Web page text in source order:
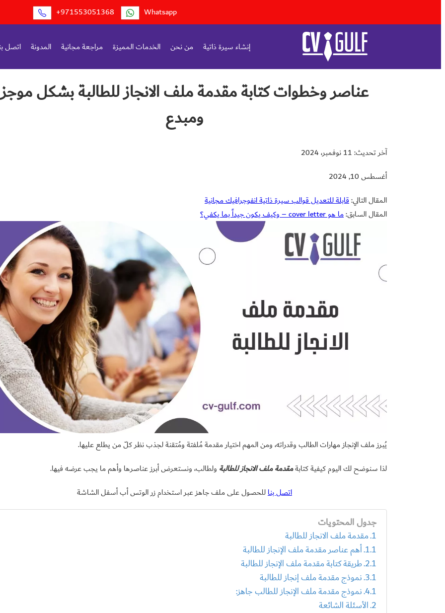
+971553051368 Whatsapp
إنشاء سيرة ذاتية من نحن الخدمات المميزة مراجعة مجانية المدونة اتصل
عناصر وخطوات كتابة مقدمة ملف الانجاز للطالبة بشكل موجز
ومبدع
آخر تحديث: 11 نوفمبر، 2024
أغسطس 10, 2024
المقال التالي:قابلة للتعديل قوالب سيرة ذاتية انفوجرافيك مجانية
المقال السابق:ما هو cover letter – وكيف يكون جيداً بما يكفي؟
يُبرز ملف الإنجاز مهارات الطالب وقدراته، ومن المهم اختيار مقدمة مُلفتة ومُتقنة لجذب نظر كلّ من يطلع عليها.
لذا سنوضح لك اليوم كيفية كتابةمقدمة ملف الانجاز للطالبة ولطالب، ونستعرض أبرز عناصرها وأهم ما يجب عرضه فيها.
اتصل بناللحصول على ملف جاهز عبر استخدام زر الوتس أب أسفل الشاشة
جدول المحتويات
مقدمة ملف الانجاز للطالبة
أهم عناصر مقدمة ملف الإنجاز للطالبة
طريقة كتابة مقدمة ملف الإنجاز للطالبة
نموذج مقدمة ملف إنجاز للطالبة
نموذج مقدمة ملف الإنجاز للطالب جاهز:
الأسئلة الشائعة